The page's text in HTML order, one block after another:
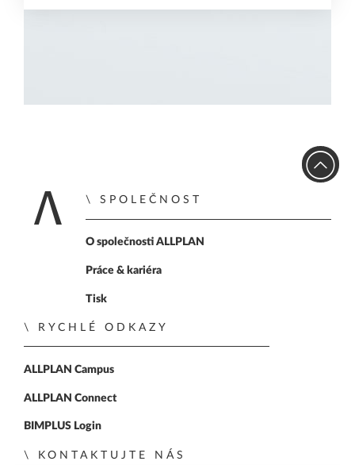
Home
SPOLEČNOST
O společnosti ALLPLAN
Práce & kariéra
Tisk
RYCHLÉ ODKAZY
ALLPLAN Campus
ALLPLAN Connect
BIMPLUS Login
KONTAKTUJTE NÁS